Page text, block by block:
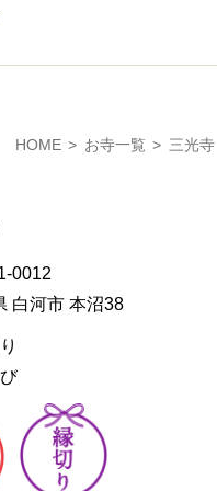
HOME お寺一覧 三光寺
0012
白河市 本沼38